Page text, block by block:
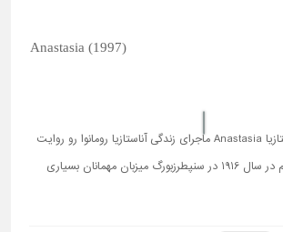
Anastasia (1997)
داستان انیمیشن آناستازیا Anastasia ماجرای زندگی آناستازیا رومانوا رو روایت
می‌کنه. تزار نیکلای دوم در سال 1916 در سنپطرزبورگ میزبان مهمانان بسیاری